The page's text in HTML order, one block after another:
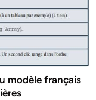
modèle français